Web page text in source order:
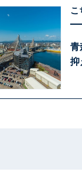
こ
青
抑